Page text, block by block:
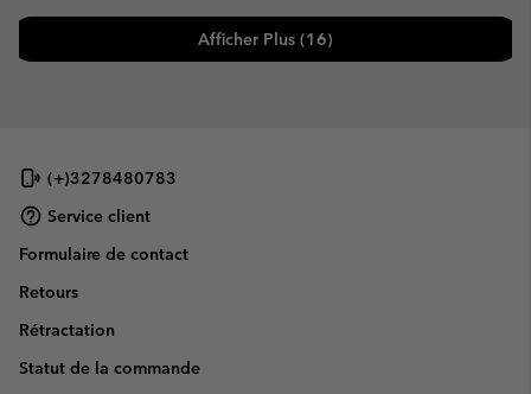
Afficher Plus (16)
(+)3278480783
Service client
Formulaire de contact
Retours
Rétractation
Statut de la commande